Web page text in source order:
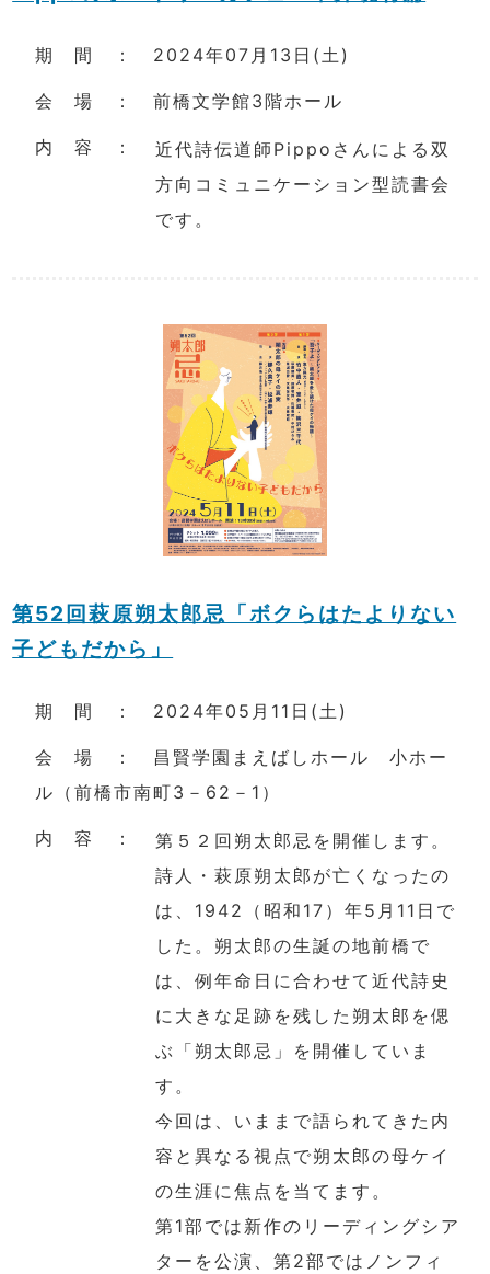
期 間 ： 2024年07月13日(土)
会 場 ： 前橋文学館3階ホール
内 容 ：
近代詩伝道師Pippoさんによる双
方向コミュニケーション型読書会
です。
第52回萩原朔太郎忌「ボクらはたよりない
子どもだから」
期 間 ： 2024年05月11日(土)
会 場 ： 昌賢学園まえばしホール 小ホー
ル（前橋市南町3－62－1）
内 容 ：
第５２回朔太郎忌を開催します。
詩人・萩原朔太郎が亡くなったの
は、1942（昭和17）年5月11日で
した。朔太郎の生誕の地前橋で
は、例年命日に合わせて近代詩史
に大きな足跡を残した朔太郎を偲
ぶ「朔太郎忌」を開催していま
す。
今回は、いままで語られてきた内
容と異なる視点で朔太郎の母ケイ
の生涯に焦点を当てます。
第1部では新作のリーディングシア
ターを公演、第2部ではノンフィ